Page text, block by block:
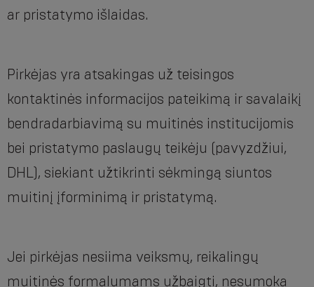
ar pristatymo išlaidas.
Pirkėjas yra atsakingas už teisingos
kontaktinės informacijos pateikimą ir savalaikį
bendradarbiavimą su muitinės institucijomis
bei pristatymo paslaugų teikėju (pavyzdžiui,
DHL), siekiant užtikrinti sėkmingą siuntos
muitinį įforminimą ir pristatymą.
Jei pirkėjas nesiima veiksmų, reikalingų
muitinės formalumams užbaigti, nesumoka